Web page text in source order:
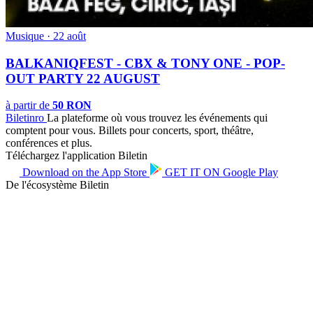
Musique · 22 août
BALKANIQFEST - CBX & TONY ONE - POP-
OUT PARTY 22 AUGUST
à partir de 50 RON
Biletinro La plateforme où vous trouvez les événements qui
comptent pour vous. Billets pour concerts, sport, théâtre,
conférences et plus.
Téléchargez l'application Biletin
Download on the App Store GET IT ON Google Play
De l'écosystème Biletin